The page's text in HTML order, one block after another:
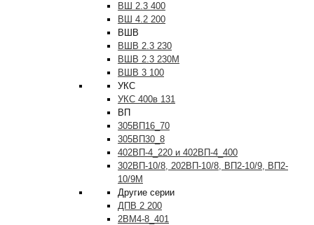
ВШ 2.3 400
ВШ 4.2 200
ВШВ
ВШВ 2.3 230
ВШВ 2.3 230М
ВШВ 3 100
УКС
УКС 400в 131
ВП
305ВП16_70
305ВП30_8
402ВП-4_220 и 402ВП-4_400
302ВП-10/8, 202ВП-10/8, ВП2-10/9, ВП2-
10/9М
Другие серии
ДПВ 2 200
2ВМ4-8_401